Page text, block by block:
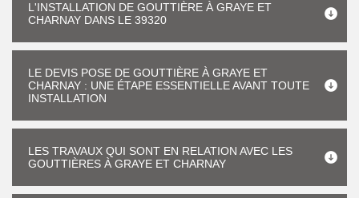
L'INSTALLATION DE GOUTTIÈRE À GRAYE ET
CHARNAY DANS LE 39320
LE DEVIS POSE DE GOUTTIÈRE À GRAYE ET
CHARNAY : UNE ÉTAPE ESSENTIELLE AVANT TOUTE
INSTALLATION
LES TRAVAUX QUI SONT EN RELATION AVEC LES
GOUTTIÈRES À GRAYE ET CHARNAY